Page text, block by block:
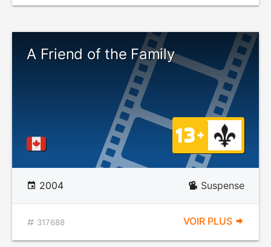
A Friend of the Family
2004 Suspense
317688 VOIR PLUS